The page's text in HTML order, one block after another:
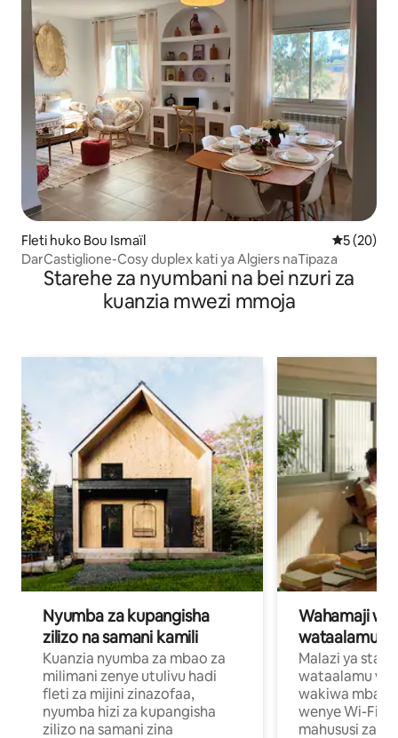
Fleti huko Bou Ismaïl Ukadiriaji
5 (20)
DarCastiglione-Cosy duplex kati ya Algiers naTipaza
Starehe za nyumbani na bei nzuri za
kuanzia mwezi mmoja
Nyumba za kupangisha
zilizo na samani kamili
Kuanzia nyumba za mbao za
milimani zenye utulivu hadi
fleti za mijini zinazofaa,
nyumba hizi za kupangisha
zilizo na samani zina
Wahamaji
wataalamu
Malazi ya
wataalamu
wakiwa mbali
wenye Wi-Fi
mahususi za